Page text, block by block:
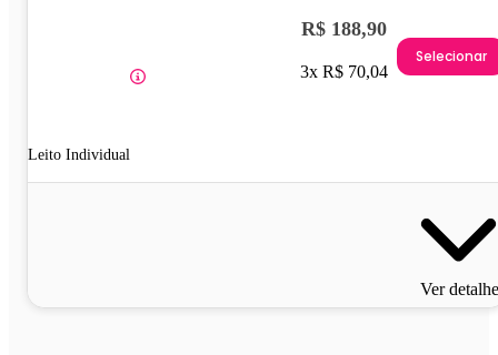
Leito Individual
R$ 188,90
3x R$ 70,04
Selecionar
Ver